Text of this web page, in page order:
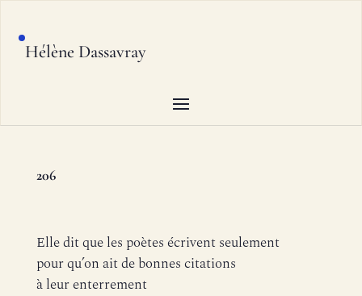
Hélène Dassavray
206
Elle dit que les poètes écrivent seulement
pour qu’on ait de bonnes citations
à leur enterrement